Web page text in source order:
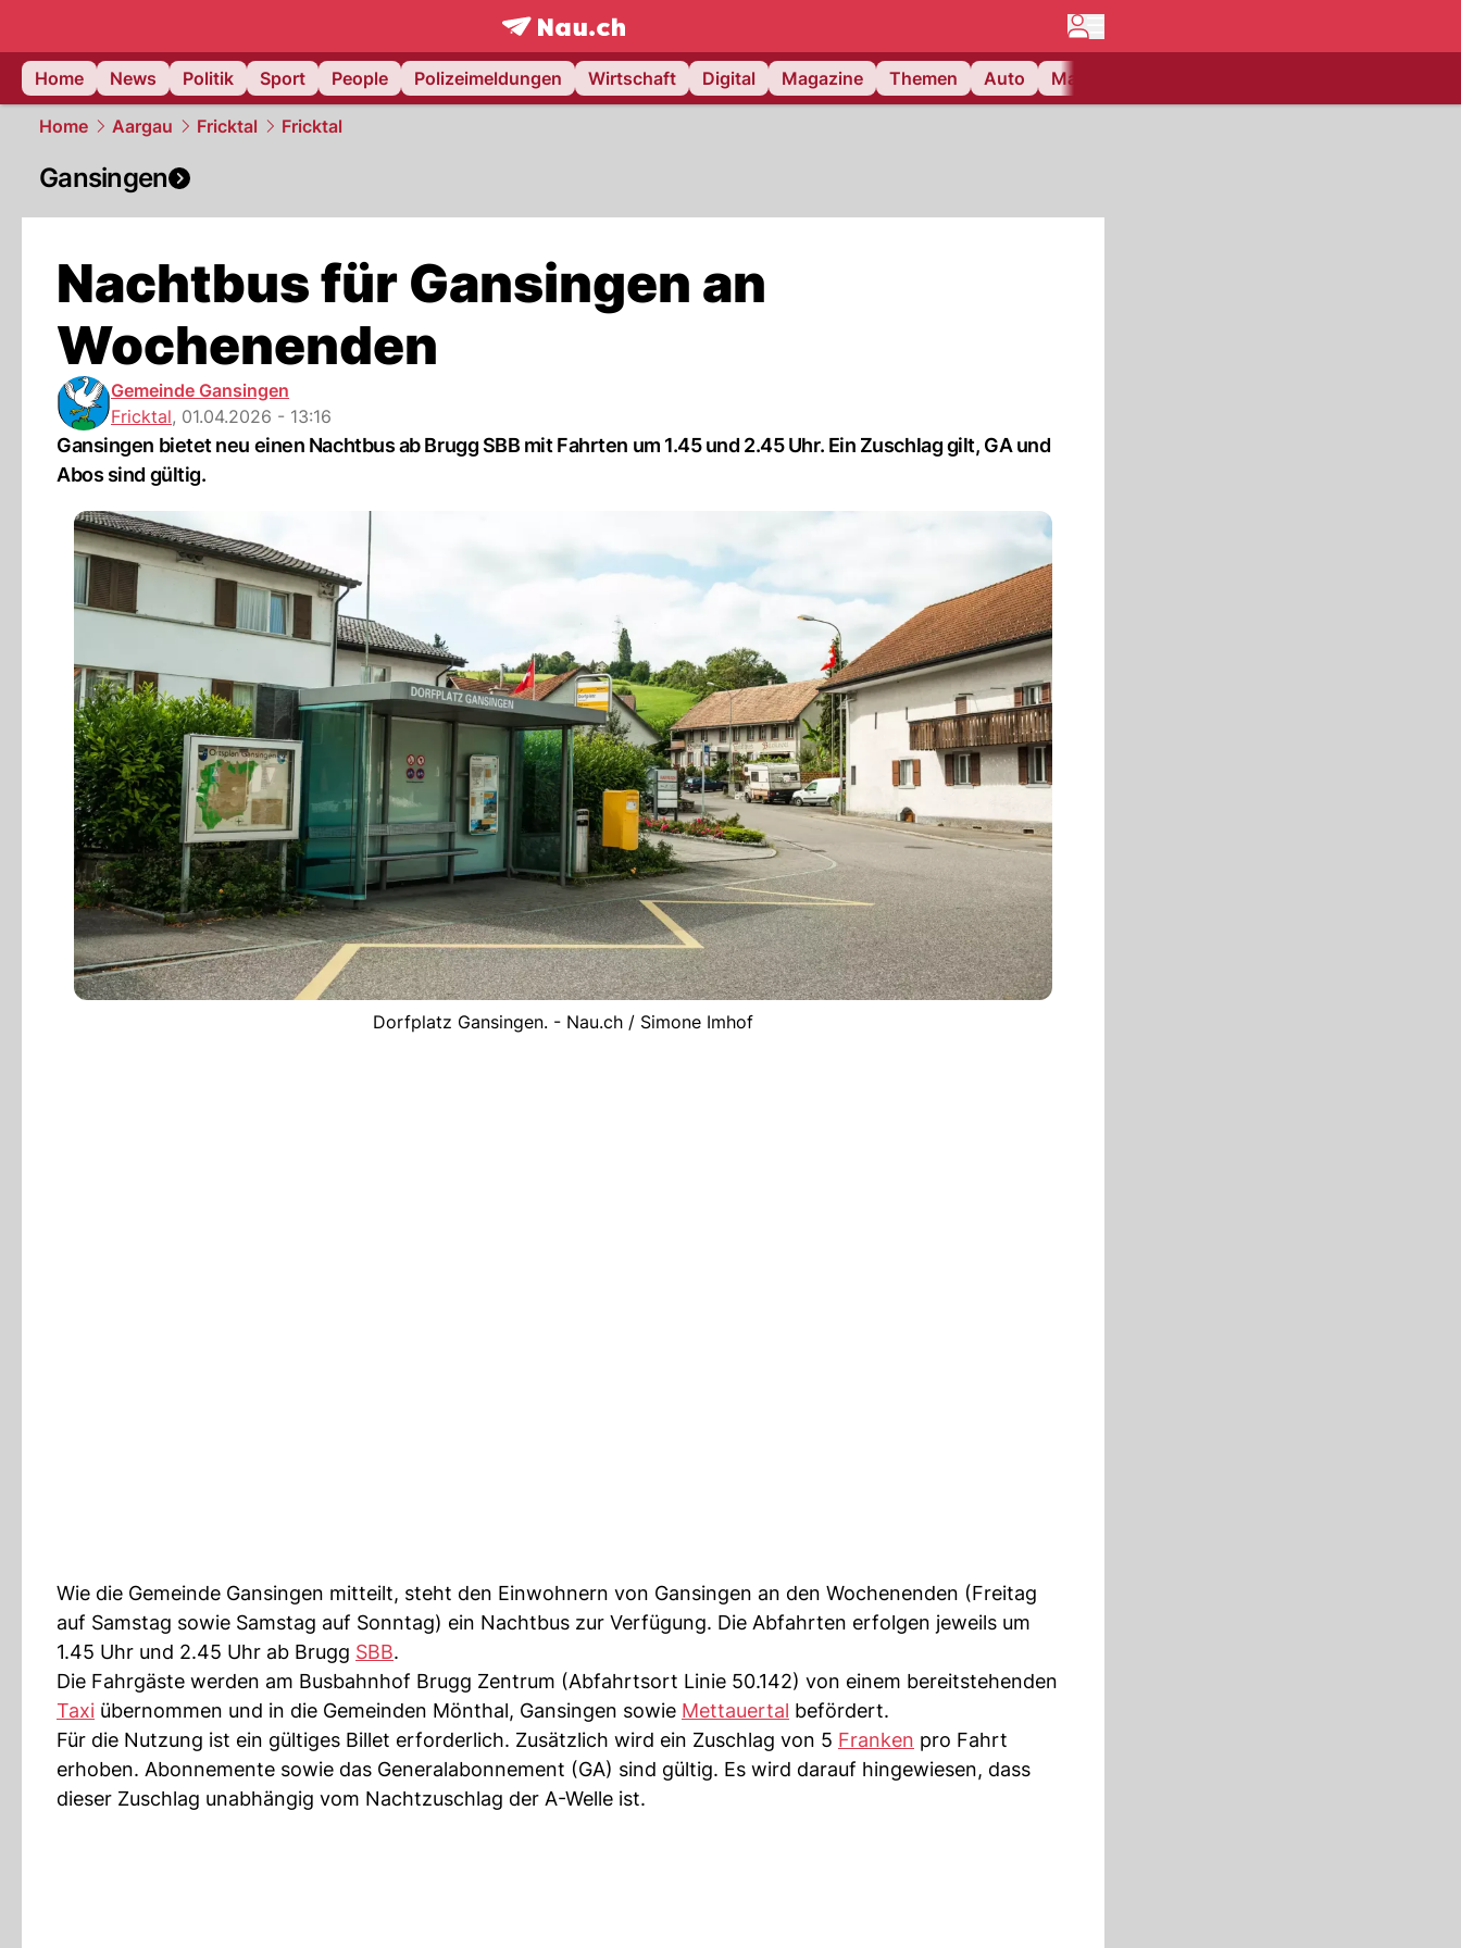
frontpage.NAU.ch
Home
News Politik Sport People Polizeimeldungen Wirtschaft Digital Magazine Themen Auto Matchcenter
Home Aargau Fricktal Fricktal
Gansingen
Nachtbus für Gansingen an
Wochenenden
Gemeinde Gansingen
Fricktal, 01.04.2026 - 13:16
Gansingen bietet neu einen Nachtbus ab Brugg SBB mit Fahrten um 1.45 und 2.45 Uhr. Ein Zuschlag gilt, GA und
Abos sind gültig.
Dorfplatz Gansingen. - Nau.ch / Simone Imhof
Wie die Gemeinde Gansingen mitteilt, steht den Einwohnern von Gansingen an den Wochenenden (Freitag
auf Samstag sowie Samstag auf Sonntag) ein Nachtbus zur Verfügung. Die Abfahrten erfolgen jeweils um
1.45 Uhr und 2.45 Uhr ab Brugg SBB.
Die Fahrgäste werden am Busbahnhof Brugg Zentrum (Abfahrtsort Linie 50.142) von einem bereitstehenden
Taxi übernommen und in die Gemeinden Mönthal, Gansingen sowie Mettauertal befördert.
Für die Nutzung ist ein gültiges Billet erforderlich. Zusätzlich wird ein Zuschlag von 5 Franken pro Fahrt
erhoben. Abonnemente sowie das Generalabonnement (GA) sind gültig. Es wird darauf hingewiesen, dass
dieser Zuschlag unabhängig vom Nachtzuschlag der A-Welle ist.